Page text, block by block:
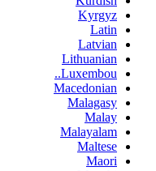
Kyrgyz
Latin
Latvian
Lithuanian
Luxembou..
Macedonian
Malagasy
Malay
Malayalam
Maltese
Maori